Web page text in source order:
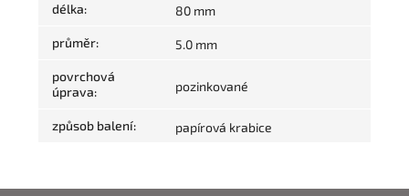
délka: 80 mm
průměr: 5.0 mm
povrchová
úprava: pozinkované
způsob balení: papírová krabice